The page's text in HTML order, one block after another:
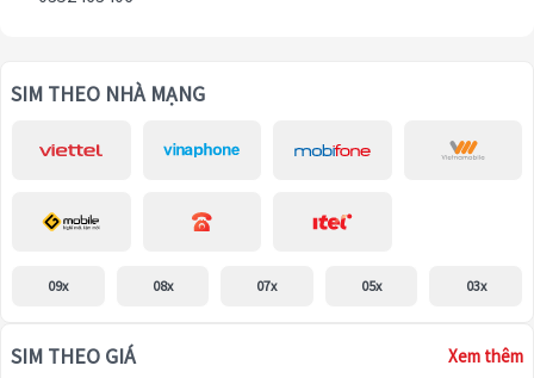
SIM THEO NHÀ MẠNG
09x 08x 07x 05x 03x
SIM THEO GIÁ Xem thêm